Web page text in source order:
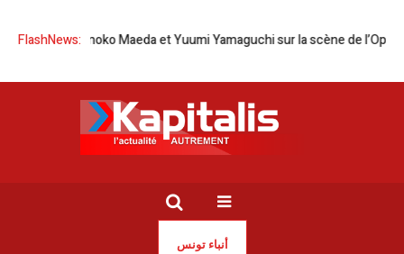
FlashNews:
| Tomoko Maeda et Yuumi Yamaguchi sur la scène de l’Opéra de
أنباء تونس